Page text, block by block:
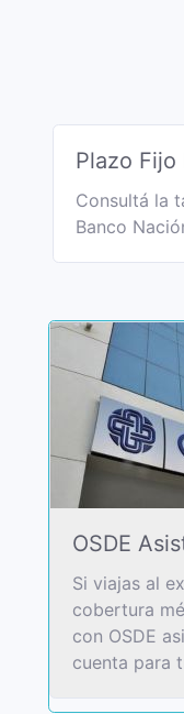
Plazo Fijo
Consultá la
Banco
OSDE
Si viajas al
cobertura
con OSDE
cuenta para